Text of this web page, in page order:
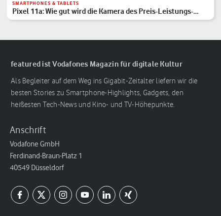
SMARTPHONES & TABLETS
Pixel 11a: Wie gut wird die Kamera des Preis-Leistungs-
Hits?
featured ist Vodafones Magazin für digitale Kultur
Als Begleiter auf dem Weg ins Gigabit-Zeitalter liefern wir die
besten Stories zu Smartphone-Highlights, Gadgets, den
heißesten Tech-News und Kino- und TV-Höhepunkte.
Anschrift
Vodafone GmbH
Ferdinand-Braun-Platz 1
40549 Düsseldorf